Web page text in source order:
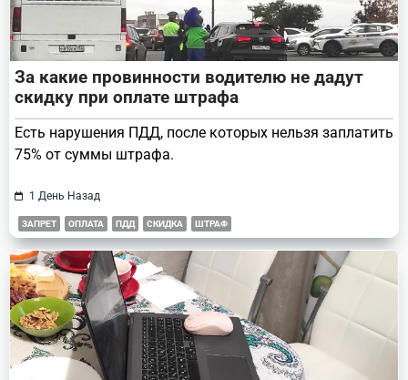
За какие провинности водителю не дадут
скидку при оплате штрафа
Есть нарушения ПДД, после которых нельзя заплатить
75% от суммы штрафа.
1 День Назад
ЗАПРЕТ ОПЛАТА ПДД СКИДКА ШТРАФ